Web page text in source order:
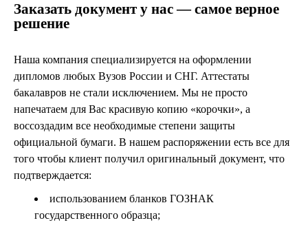
Заказать документ у нас — самое верное
решение
Наша компания специализируется на оформлении
дипломов любых Вузов России и СНГ. Аттестаты
бакалавров не стали исключением. Мы не просто
напечатаем для Вас красивую копию «корочки», а
воссоздадим все необходимые степени защиты
официальной бумаги. В нашем распоряжении есть все для
того чтобы клиент получил оригинальный документ, что
подтверждается:
использованием бланков ГОЗНАК
государственного образца;